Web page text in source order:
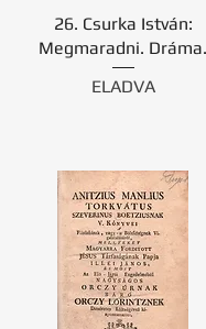
26. Csurka István:
Megmaradni. Dráma.
ELADVA